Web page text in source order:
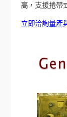
高，支援捲帶
立即洽詢量產